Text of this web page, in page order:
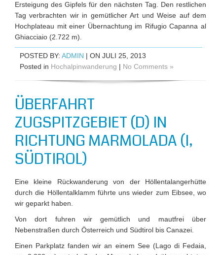
Ersteigung des Gipfels für den nächsten Tag. Den restlichen
Tag verbrachten wir in gemütlicher Art und Weise auf dem
Hochplateau mit einer Übernachtung im Rifugio Capanna al
Ghiacciaio (2.722 m).
POSTED BY: ADMIN | ON JULI 25, 2013
Posted in Hochalpinwanderung | No Comments »
ÜBERFAHRT
ZUGSPITZGEBIET (D) IN
RICHTUNG MARMOLADA (I,
SÜDTIROL)
Eine kleine Rückwanderung von der Höllentalangerhütte
durch die Höllentalklamm führte uns wieder zum Eibsee, wo
wir geparkt haben.
Von dort fuhren wir gemütlich und mautfrei über
Nebenstraßen durch Österreich und Südtirol bis Canazei.
Einen Parkplatz fanden wir an einem See (Lago di Fedaia,